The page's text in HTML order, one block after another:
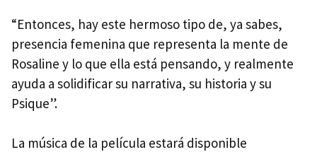
“Entonces, hay este hermoso tipo de, ya sabes,
presencia femenina que representa la mente de
Rosaline y lo que ella está pensando, y realmente
ayuda a solidificar su narrativa, su historia y su
Psique”.
La música de la película estará disponible